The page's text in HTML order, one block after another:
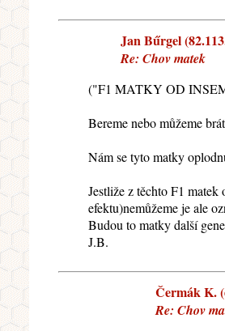
Jan Bűrgel
Re: Chov matek
("F1 MATKY OD
Bereme nebo můžeme
Nám se tyto matky
Jestliže z těchto F1
efektu)nemůžeme je ale
Budou to matky další
J.B.
Čermák K.
Re: Chov